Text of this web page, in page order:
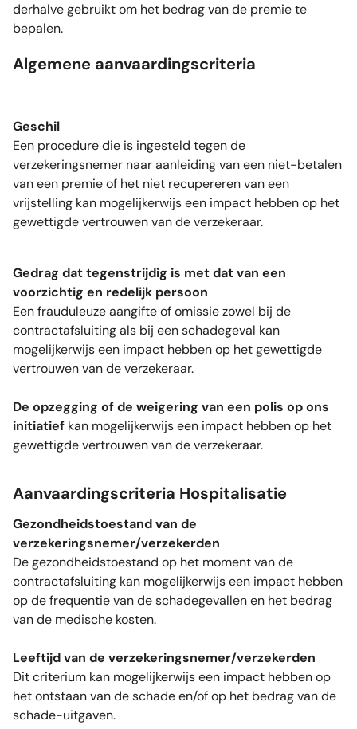
derhalve gebruikt om het bedrag van de premie te
bepalen.
Algemene aanvaardingscriteria
Geschil
Een procedure die is ingesteld tegen de
verzekeringsnemer naar aanleiding van een niet-betalen
van een premie of het niet recupereren van een
vrijstelling kan mogelijkerwijs een impact hebben op het
gewettigde vertrouwen van de verzekeraar.
Gedrag dat tegenstrijdig is met dat van een
voorzichtig en redelijk persoon
Een frauduleuze aangifte of omissie zowel bij de
contractafsluiting als bij een schadegeval kan
mogelijkerwijs een impact hebben op het gewettigde
vertrouwen van de verzekeraar.
De opzegging of de weigering van een polis op ons
initiatief kan mogelijkerwijs een impact hebben op het
gewettigde vertrouwen van de verzekeraar.
Aanvaardingscriteria Hospitalisatie
Gezondheidstoestand van de
verzekeringsnemer/verzekerden
De gezondheidstoestand op het moment van de
contractafsluiting kan mogelijkerwijs een impact hebben
op de frequentie van de schadegevallen en het bedrag
van de medische kosten.
Leeftijd van de verzekeringsnemer/verzekerden
Dit criterium kan mogelijkerwijs een impact hebben op
het ontstaan van de schade en/of op het bedrag van de
schade-uitgaven.